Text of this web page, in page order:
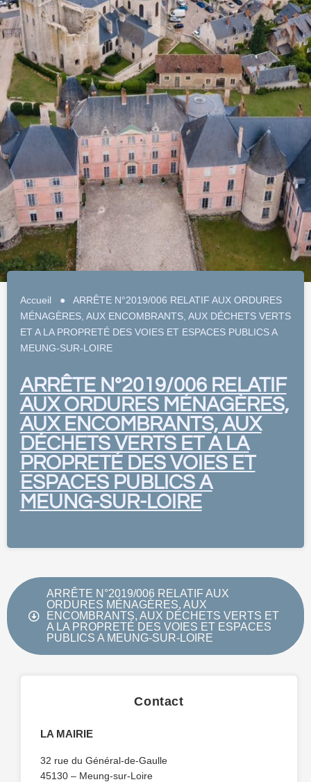
Accueil ● ARRÊTE N°2019/006 RELATIF AUX ORDURES
MÉNAGÈRES, AUX ENCOMBRANTS, AUX DÉCHETS VERTS
ET A LA PROPRETÉ DES VOIES ET ESPACES PUBLICS A
MEUNG-SUR-LOIRE
ARRÊTE N°2019/006 RELATIF
AUX ORDURES MÉNAGÈRES,
AUX ENCOMBRANTS, AUX
DÉCHETS VERTS ET A LA
PROPRETÉ DES VOIES ET
ESPACES PUBLICS A
MEUNG-SUR-LOIRE
Contact
LA MAIRIE
32 rue du Général-de-Gaulle
45130 – Meung-sur-Loire
ARRÊTE N°2019/006 RELATIF AUX
ORDURES MÉNAGÈRES, AUX
ENCOMBRANTS, AUX DÉCHETS VERTS ET
A LA PROPRETÉ DES VOIES ET ESPACES
PUBLICS A MEUNG-SUR-LOIRE